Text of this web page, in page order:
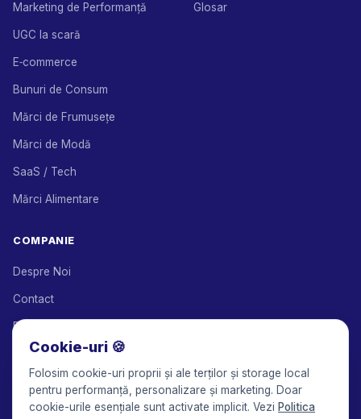
Marketing de Performanță
UGC la scară
E‑commerce
Bunuri de Consum
Mărci de Frumusețe
Mărci de Modă
SaaS / Tech
Mărci Alimentare
Glosar
COMPANIE
Despre Noi
Contact
Parteneri de Soluții
Program de Afiliere
Prețuri
Keepface for AI
Cookie-uri 🍪
Folosim cookie-uri proprii și ale terților și storage local
pentru performanță, personalizare și marketing. Doar
cookie-urile esențiale sunt activate implicit. Vezi Politica